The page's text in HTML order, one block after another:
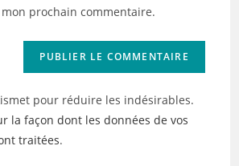
prochain commentaire.
pour réduire les indésirables.
la façon dont les données de vos
traitées.